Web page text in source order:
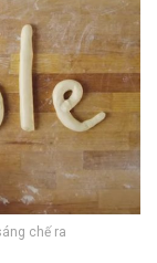
chế ra